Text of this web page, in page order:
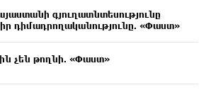
գյուղատնտեսությունը
իր դիմադրողականությունը. «Փաստ»
չեն թողնի. «Փաստ»